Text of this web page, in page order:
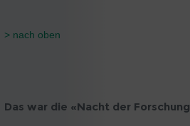
> nach oben
Das war die «Nacht der